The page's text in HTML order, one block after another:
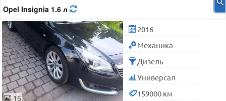
Opel Insignia 1.6 л
16
2016
Механика
Дизель
Универсал
159000 км